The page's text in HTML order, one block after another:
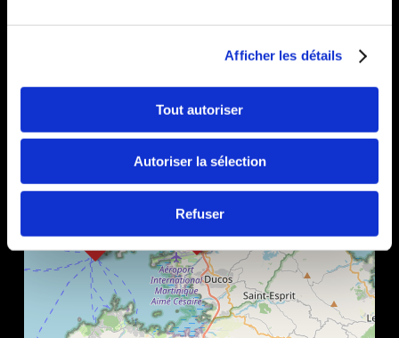
Afficher les détails
Tout autoriser
Autoriser la sélection
Refuser